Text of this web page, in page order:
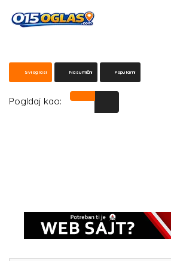
Svi oglasi Nasumični Popularni
Pogldaj kao: